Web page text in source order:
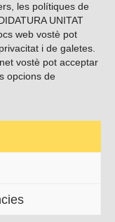
les polítiques de
UNITAT
web vostè pot
i de galetes.
vostè pot acceptar
opcions de